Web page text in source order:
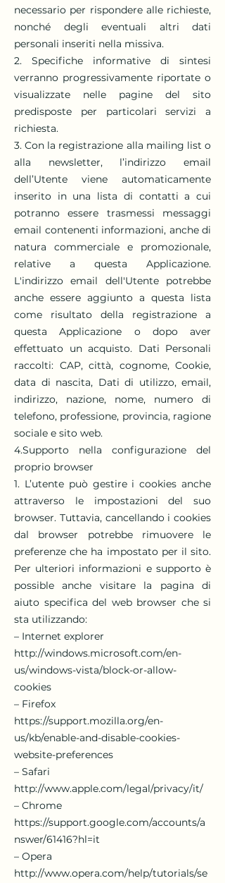
necessario per rispondere alle richieste,
nonché degli eventuali altri dati
personali inseriti nella missiva.
2. Specifiche informative di sintesi
verranno progressivamente riportate o
visualizzate nelle pagine del sito
predisposte per particolari servizi a
richiesta.
3. Con la registrazione alla mailing list o
alla newsletter, l’indirizzo email
dell’Utente viene automaticamente
inserito in una lista di contatti a cui
potranno essere trasmessi messaggi
email contenenti informazioni, anche di
natura commerciale e promozionale,
relative a questa Applicazione.
L'indirizzo email dell'Utente potrebbe
anche essere aggiunto a questa lista
come risultato della registrazione a
questa Applicazione o dopo aver
effettuato un acquisto. Dati Personali
raccolti: CAP, città, cognome, Cookie,
data di nascita, Dati di utilizzo, email,
indirizzo, nazione, nome, numero di
telefono, professione, provincia, ragione
sociale e sito web.
4.Supporto nella configurazione del
proprio browser
1. L’utente può gestire i cookies anche
attraverso le impostazioni del suo
browser. Tuttavia, cancellando i cookies
dal browser potrebbe rimuovere le
preferenze che ha impostato per il sito.
Per ulteriori informazioni e supporto è
possible anche visitare la pagina di
aiuto specifica del web browser che si
sta utilizzando:
– Internet explorer
http://windows.microsoft.com/en-
us/windows-vista/block-or-allow-
cookies
– Firefox
https://support.mozilla.org/en-
us/kb/enable-and-disable-cookies-
website-preferences
– Safari
http://www.apple.com/legal/privacy/it/
– Chrome
https://support.google.com/accounts/a
nswer/61416?hl=it
– Opera
http://www.opera.com/help/tutorials/se